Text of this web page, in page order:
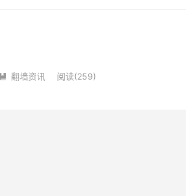
 翻墙资讯 阅读(259)